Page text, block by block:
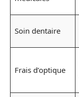
Soin dentaire
Frais d’optique